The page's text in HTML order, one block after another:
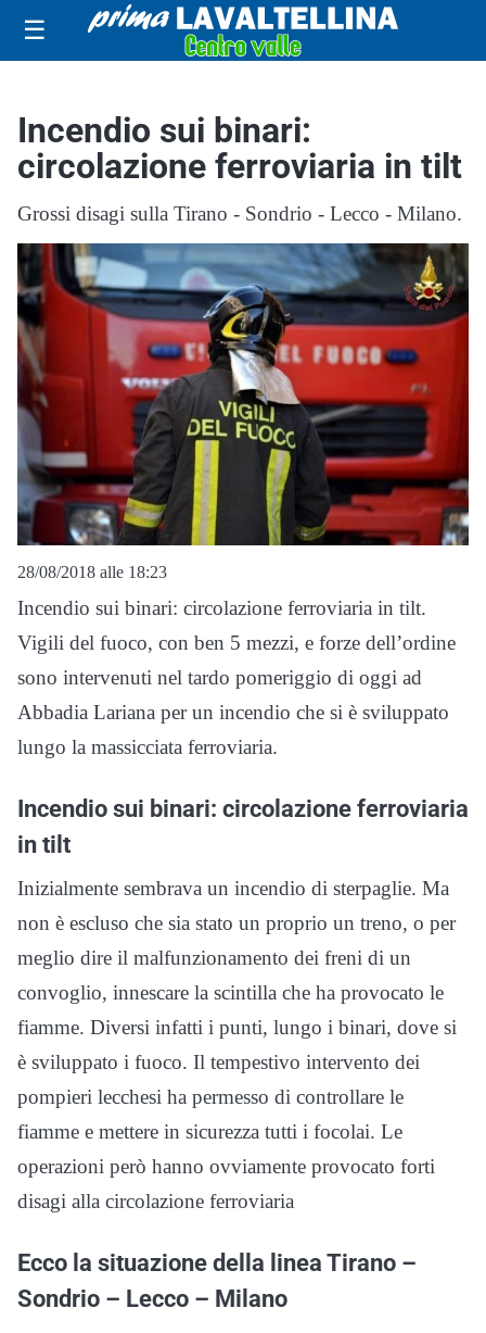
☰
Incendio sui binari:
circolazione ferroviaria in tilt
Grossi disagi sulla Tirano - Sondrio - Lecco - Milano.
28/08/2018 alle 18:23
Incendio sui binari: circolazione ferroviaria in tilt.
Vigili del fuoco, con ben 5 mezzi, e forze dell’ordine
sono intervenuti nel tardo pomeriggio di oggi ad
Abbadia Lariana per un incendio che si è sviluppato
lungo la massicciata ferroviaria.
Incendio sui binari: circolazione ferroviaria
in tilt
Inizialmente sembrava un incendio di sterpaglie. Ma
non è escluso che sia stato un proprio un treno, o per
meglio dire il malfunzionamento dei freni di un
convoglio, innescare la scintilla che ha provocato le
fiamme. Diversi infatti i punti, lungo i binari, dove si
è sviluppato i fuoco. Il tempestivo intervento dei
pompieri lecchesi ha permesso di controllare le
fiamme e mettere in sicurezza tutti i focolai. Le
operazioni però hanno ovviamente provocato forti
disagi alla circolazione ferroviaria
Ecco la situazione della linea Tirano –
Sondrio – Lecco – Milano